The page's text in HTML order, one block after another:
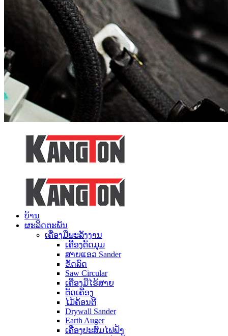
ບ້ານ
ຜະລິດຕະພັນ
ເຄື່ອງມືພະລັງງານ
ເຄື່ອງຕັດມຸມ
ສາຍແອວ Sander
ຂັດລົດ
Saw Circular
ເຄື່ອງມືໄຮ້ສາຍ
ຕັດເຄື່ອງ
ໄມ້ຄ້ອນຕີ
Drywall Sander
Earth Auger
ເຄື່ອງປະສົມໄຟຟ້າ